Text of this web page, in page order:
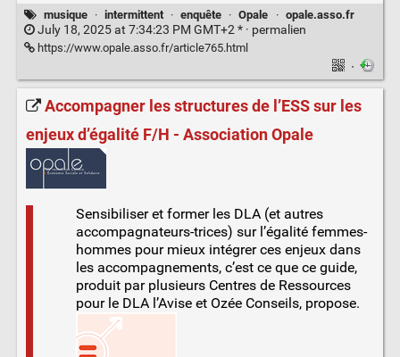
musique · intermittent · enquête · Opale · opale.asso.fr
July 18, 2025 at 7:34:23 PM GMT+2 * · permalien
https://www.opale.asso.fr/article765.html
·
Accompagner les structures de l’ESS sur les
enjeux d’égalité F/H - Association Opale
Sensibiliser et former les DLA (et autres
accompagnateurs-trices) sur l’égalité femmes-
hommes pour mieux intégrer ces enjeux dans
les accompagnements, c’est ce que ce guide,
produit par plusieurs Centres de Ressources
pour le DLA l’Avise et Ozée Conseils, propose.